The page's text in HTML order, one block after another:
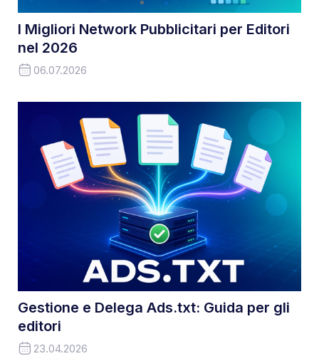
I Migliori Network Pubblicitari per Editori
nel 2026
06.07.2026
Gestione e Delega Ads.txt: Guida per gli
editori
23.04.2026